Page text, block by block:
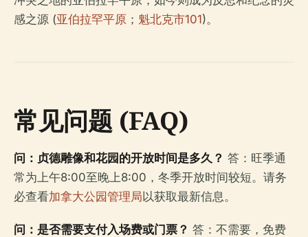
感之源 (亚伯拉罕平原 ； 魁北克市101)。
常见问题 (FAQ)
问：贞德雕像和花园的开放时间是多久？ 答：旺季通
常为上午8:00至晚上8:00，冬季开放时间较短。请务
必查看加拿大公园管理局以获取最新信息。
问：是否需要支付入场费或门票？ 答：不需要，免费